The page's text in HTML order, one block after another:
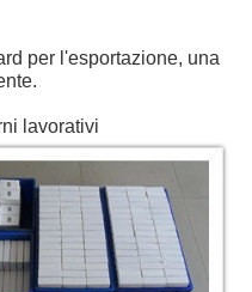
per l'esportazione, una
lavorativi